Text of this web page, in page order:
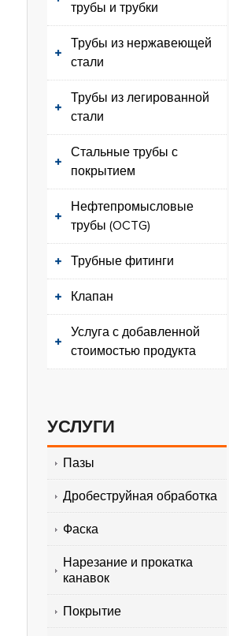
трубы и трубки
Трубы из нержавеющей
стали
Трубы из легированной
стали
Стальные трубы с
покрытием
Нефтепромысловые
трубы (OCTG)
Трубные фитинги
Клапан
Услуга с добавленной
стоимостью продукта
УСЛУГИ
Пазы
Дробеструйная обработка
Фаска
Нарезание и прокатка
канавок
Покрытие